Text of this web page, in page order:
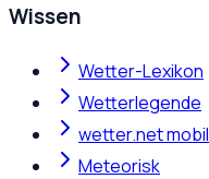
Wissen
Wetter-Lexikon
Wetterlegende
wetter.net mobil
Meteorisk